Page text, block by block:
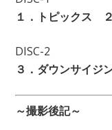
１．トピックス
DISC-2
３．ダウンサイ
～撮影後記～